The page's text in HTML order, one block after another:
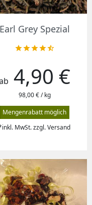
Earl Grey Spezial

Preis4,90 €
98,00 € / kg
Mengenrabatt möglich
MwSt. zzgl. Versand